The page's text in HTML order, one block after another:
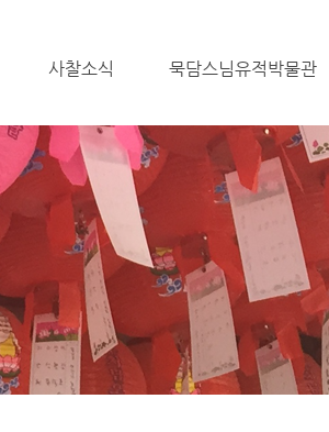
사찰소식 묵담스님유적박물관